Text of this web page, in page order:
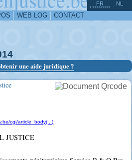
WEB LOG CONTACT
FR NL
une aide juridique ?
cgi/article_body(...)
JUSTICE
^